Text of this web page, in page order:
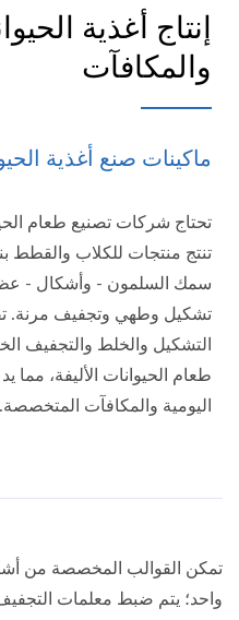
إنتاج أغذية
والمكافآت
ماكينات صنع أغذية
تحتاج شركات تصنيع طعام
تنتج منتجات للكلاب والقطط
سمك السلمون - وأشكال -
التشكيل والخلط والتجفيف
طعام الحيوانات الأليفة،
اليومية والمكافآت المتخصصة.
تمكن القوالب المخصصة من
واحد؛ يتم ضبط معلمات